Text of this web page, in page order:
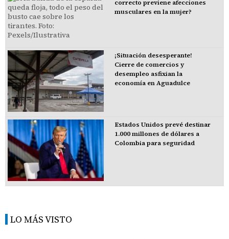
correcto previene afecciones
musculares en la mujer?
¡Situación desesperante!
Cierre de comercios y
desempleo asfixian la
economía en Aguadulce
Estados Unidos prevé destinar
1.000 millones de dólares a
Colombia para seguridad
LO MÁS VISTO